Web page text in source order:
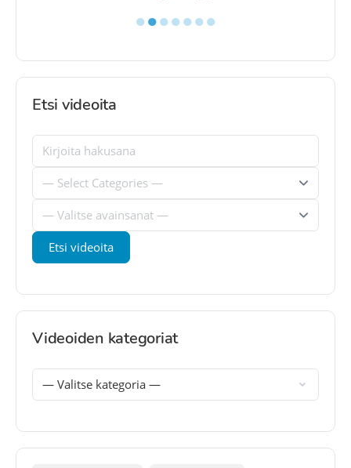
●●●●●●●
Etsi videoita
Videoiden kategoriat